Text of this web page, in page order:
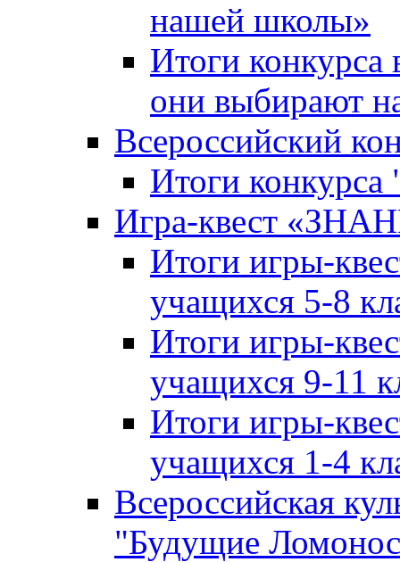
нашей школы»
Итоги конкурса
они выбирают
Всероссийский
Итоги
Игра-квест
Итоги игры-
учащихся 5-8
Итоги игры-
учащихся 9-11
Итоги игры-
учащихся 1-4
Всероссийская
"Будущие